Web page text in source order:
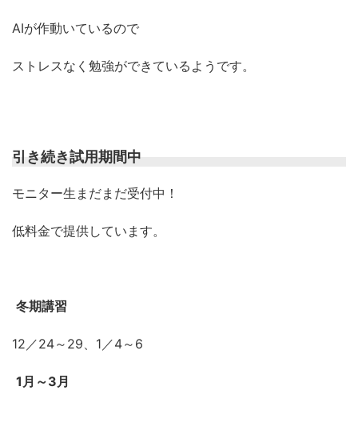
AIが作動いているので
ストレスなく勉強ができているようです。
引き続き試用期間中
モニター生まだまだ受付中！
低料金で提供しています。
冬期講習
12／24～29、1／4～6
1月～3月